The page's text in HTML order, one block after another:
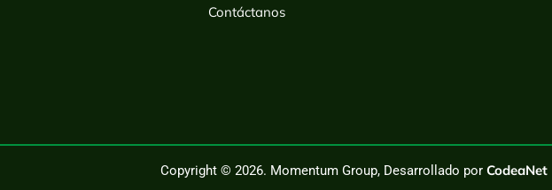
Contáctanos
Copyright © 2026. Momentum Group, Desarrollado por CodeaNet